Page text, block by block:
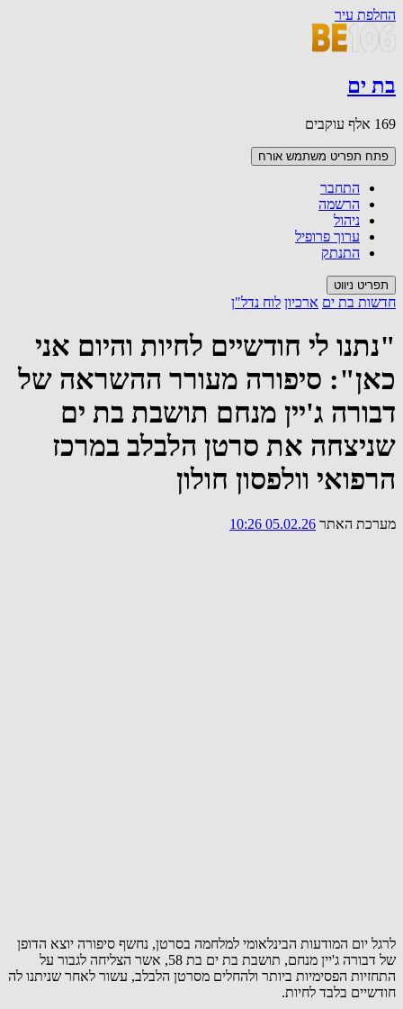
החלפת עיר
בת ים
169 אלף עוקבים
פתח תפריט משתמש אורח
התחבר
הרשמה
ניהול
ערוך פרופיל
התנתק
תפריט ניווט
חדשות בת ים ארכיון לוח נדל"ן
"נתנו לי חודשיים לחיות והיום אני
כאן": סיפורה מעורר ההשראה של
דבורה ג'יין מנחם תושבת בת ים
שניצחה את סרטן הלבלב במרכז
הרפואי וולפסון חולון
מערכת האתר 05.02.26 10:26
לרגל יום המודעות הבינלאומי למלחמה בסרטן, נחשף סיפורה יוצא הדופן
של דבורה ג'יין מנחם, תושבת בת ים בת 58, אשר הצליחה לגבור על
התחזיות הפסימיות ביותר ולהחלים מסרטן הלבלב, עשור לאחר שניתנו לה
חודשיים בלבד לחיות.